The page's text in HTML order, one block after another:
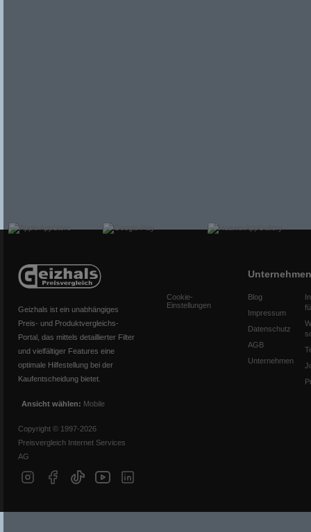
Geizhals ist ein unabhängiges
Preis- und Produktvergleichs-
Portal, das mittels detaillierter Filter
und vielfältiger Features eine
optimale Hilfestellung bei der
Kaufentscheidung bietet.
Ansicht wählen: Mobile
Copyright © 1997-2026
Preisvergleich Internet Services
AG
Cookie-
Einstellungen
Unternehmen
Blog
Impressum
Datenschutz
AGB
Unternehmen